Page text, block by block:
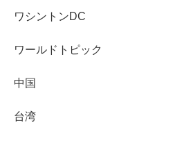
ワシントンDC
ワールドトピック
中国
台湾